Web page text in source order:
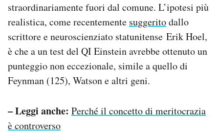
straordinariamente fuori dal comune. L’ipotesi più
realistica, come recentemente suggeritodallo
scrittore e neuroscienziato statunitense Erik Hoel,
è che a un test del QI Einstein avrebbe ottenuto un
punteggio non eccezionale, simile a quello di
Feynman (125), Watson e altri geni.
– Leggi anche: Perché il concetto di meritocrazia
è controverso